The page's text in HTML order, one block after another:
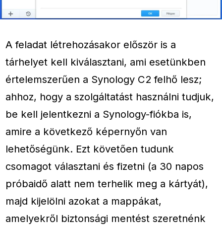
A feladat létrehozásakor először is a
tárhelyet kell kiválasztani, ami esetünkben
értelemszerűen a Synology C2 felhő lesz;
ahhoz, hogy a szolgáltatást használni tudjuk,
be kell jelentkezni a Synology-fiókba is,
amire a következő képernyőn van
lehetőségünk. Ezt követően tudunk
csomagot választani és fizetni (a 30 napos
próbaidő alatt nem terhelik meg a kártyát),
majd kijelölni azokat a mappákat,
amelyekről biztonsági mentést szeretnénk